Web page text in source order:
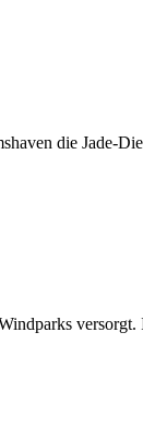
die Jade-